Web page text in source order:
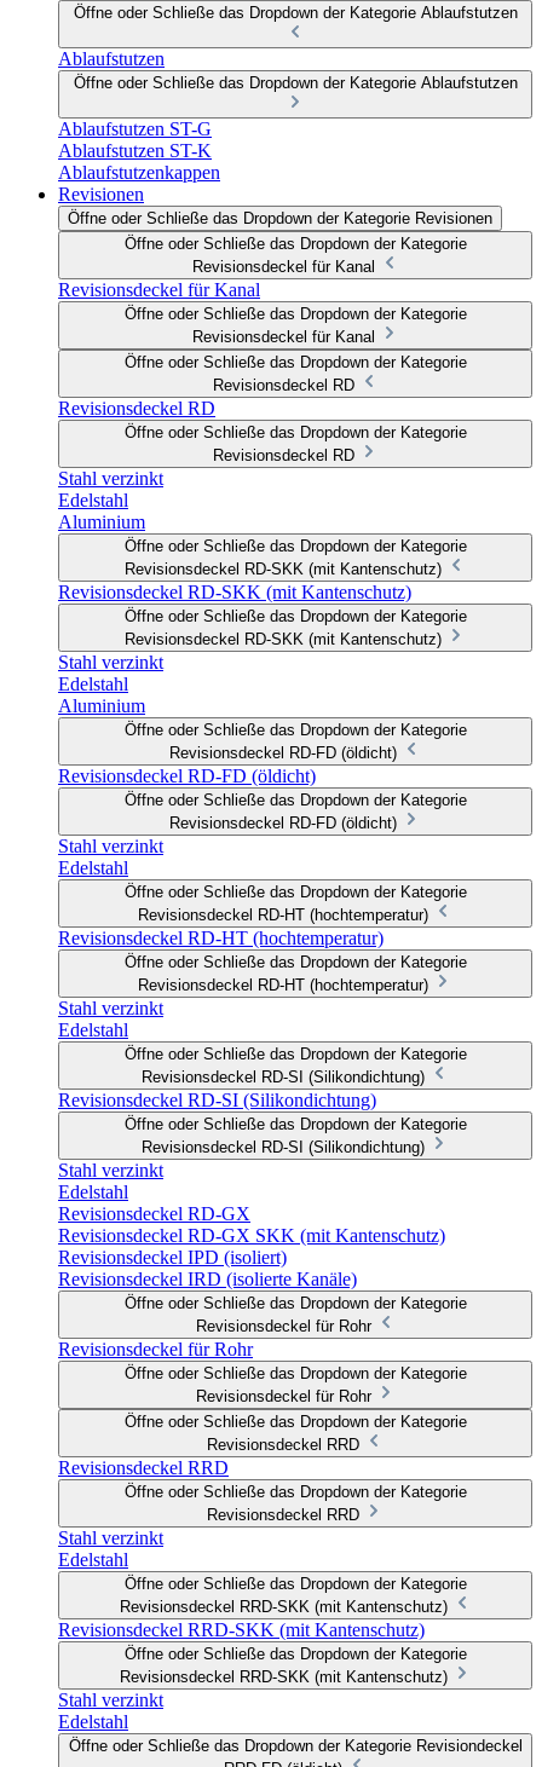
Öffne oder Schließe das Dropdown der Kategorie Ablaufstutzen
Ablaufstutzen
Öffne oder Schließe das Dropdown der Kategorie Ablaufstutzen
Ablaufstutzen ST-G
Ablaufstutzen ST-K
Ablaufstutzenkappen
Revisionen
Öffne oder Schließe das Dropdown der Kategorie Revisionen
Öffne oder Schließe das Dropdown der Kategorie
Revisionsdeckel für Kanal
Revisionsdeckel für Kanal
Öffne oder Schließe das Dropdown der Kategorie
Revisionsdeckel für Kanal
Öffne oder Schließe das Dropdown der Kategorie
Revisionsdeckel RD
Revisionsdeckel RD
Öffne oder Schließe das Dropdown der Kategorie
Revisionsdeckel RD
Stahl verzinkt
Edelstahl
Aluminium
Öffne oder Schließe das Dropdown der Kategorie
Revisionsdeckel RD-SKK (mit Kantenschutz)
Revisionsdeckel RD-SKK (mit Kantenschutz)
Öffne oder Schließe das Dropdown der Kategorie
Revisionsdeckel RD-SKK (mit Kantenschutz)
Stahl verzinkt
Edelstahl
Aluminium
Öffne oder Schließe das Dropdown der Kategorie
Revisionsdeckel RD-FD (öldicht)
Revisionsdeckel RD-FD (öldicht)
Öffne oder Schließe das Dropdown der Kategorie
Revisionsdeckel RD-FD (öldicht)
Stahl verzinkt
Edelstahl
Öffne oder Schließe das Dropdown der Kategorie
Revisionsdeckel RD-HT (hochtemperatur)
Revisionsdeckel RD-HT (hochtemperatur)
Öffne oder Schließe das Dropdown der Kategorie
Revisionsdeckel RD-HT (hochtemperatur)
Stahl verzinkt
Edelstahl
Öffne oder Schließe das Dropdown der Kategorie
Revisionsdeckel RD-SI (Silikondichtung)
Revisionsdeckel RD-SI (Silikondichtung)
Öffne oder Schließe das Dropdown der Kategorie
Revisionsdeckel RD-SI (Silikondichtung)
Stahl verzinkt
Edelstahl
Revisionsdeckel RD-GX
Revisionsdeckel RD-GX SKK (mit Kantenschutz)
Revisionsdeckel IPD (isoliert)
Revisionsdeckel IRD (isolierte Kanäle)
Öffne oder Schließe das Dropdown der Kategorie
Revisionsdeckel für Rohr
Revisionsdeckel für Rohr
Öffne oder Schließe das Dropdown der Kategorie
Revisionsdeckel für Rohr
Öffne oder Schließe das Dropdown der Kategorie
Revisionsdeckel RRD
Revisionsdeckel RRD
Öffne oder Schließe das Dropdown der Kategorie
Revisionsdeckel RRD
Stahl verzinkt
Edelstahl
Öffne oder Schließe das Dropdown der Kategorie
Revisionsdeckel RRD-SKK (mit Kantenschutz)
Revisionsdeckel RRD-SKK (mit Kantenschutz)
Öffne oder Schließe das Dropdown der Kategorie
Revisionsdeckel RRD-SKK (mit Kantenschutz)
Stahl verzinkt
Edelstahl
Öffne oder Schließe das Dropdown der Kategorie Revisiondeckel